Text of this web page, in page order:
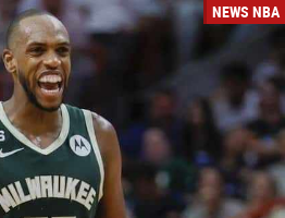
NEWS NBA